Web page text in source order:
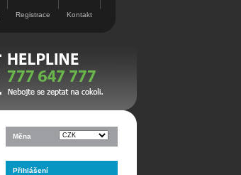
Registrace Kontakt
Měna
Přihlášení